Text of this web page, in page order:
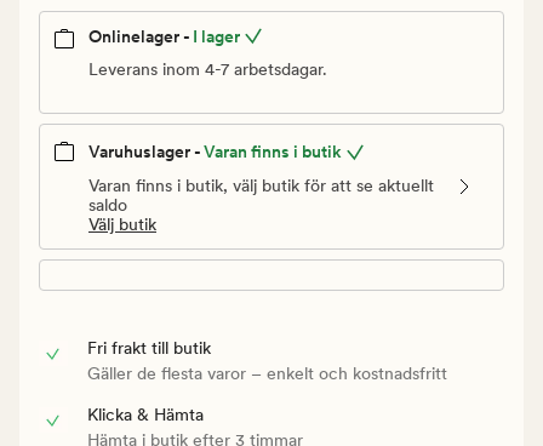
Onlinelager - I lager
Leverans inom 4-7 arbetsdagar.
Varuhuslager -Varan finns i butik
Varan finns i butik, välj butik för att se aktuellt
saldo
Välj butik
Fri frakt till butik
Gäller de flesta varor – enkelt och kostnadsfritt
Klicka & Hämta
Hämta i butik efter 3 timmar